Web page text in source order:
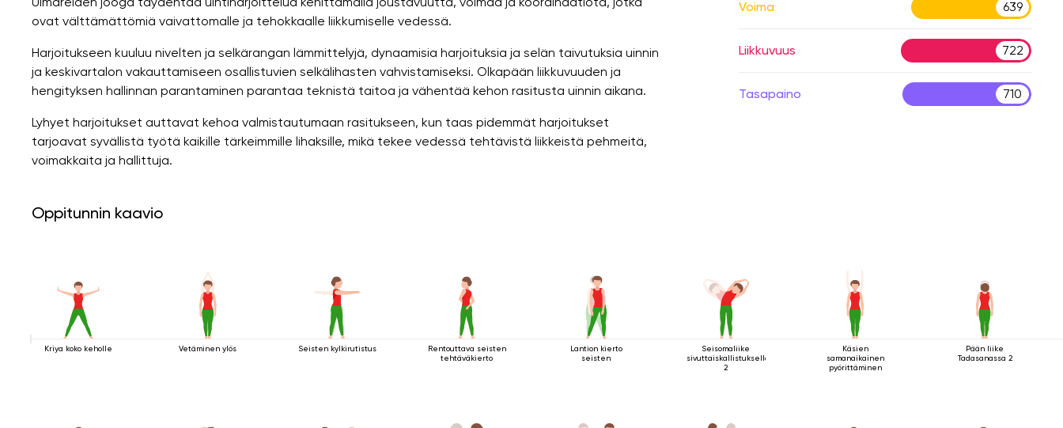
ovat välttämättömiä vaivattomalle ja tehokkaalle liikkumiselle vedessä.
Harjoitukseen kuuluu nivelten ja selkärangan lämmittelyjä, dynaamisia harjoituksia ja selän taivutuksia uinnin
ja keskivartalon vakauttamiseen osallistuvien selkälihasten vahvistamiseksi. Olkapään liikkuvuuden ja
hengityksen hallinnan parantaminen parantaa teknistä taitoa ja vähentää kehon rasitusta uinnin aikana.
Lyhyet harjoitukset auttavat kehoa valmistautumaan rasitukseen, kun taas pidemmät harjoitukset
tarjoavat syvällistä työtä kaikille tärkeimmille lihaksille, mikä tekee vedessä tehtävistä liikkeistä pehmeitä,
voimakkaita ja hallittuja.
Voima 639
Liikkuvuus 722
Tasapaino 710
Oppitunnin kaavio
Kriya koko keholle Vetäminen ylös Seisten kylkirutistus
Rentouttava seisten
tehtäväkierto
Lantion kierto
seisten
Seisomaliike
sivuttaiskallistuksella
2
Käsien
samanaikainen
pyörittäminen
Pään liike
Tadasanassa 2